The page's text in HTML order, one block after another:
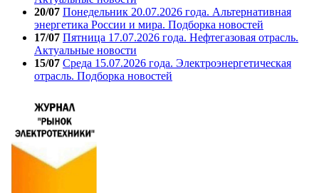
20/07 Понедельник 20.07.2026 года. Альтернативная
энергетика России и мира. Подборка новостей
17/07 Пятница 17.07.2026 года. Нефтегазовая отрасль.
Актуальные новости
15/07 Среда 15.07.2026 года. Электроэнергетическая
отрасль. Подборка новостей